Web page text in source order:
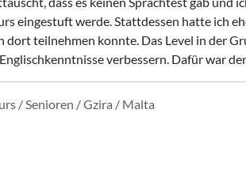
eingestuft werde. Stattdessen hatte ich
dort teilnehmen konnte. Das Level in der
verbessern. Dafür war
/ Senioren / Gzira / Malta